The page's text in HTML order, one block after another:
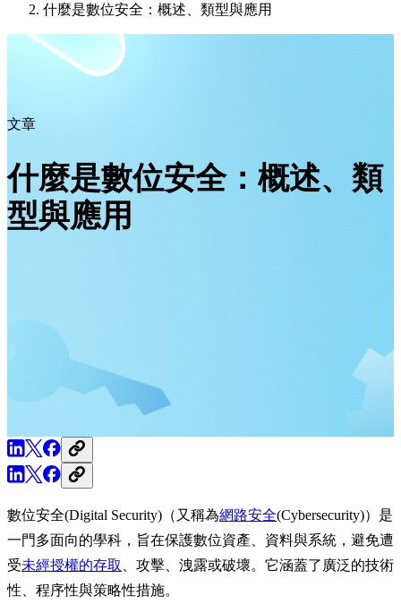
什麼是數位安全：概述、類型與應用
文章
什麼是數位安全：概述、類
型與應用
數位安全(Digital Security)（又稱為網路安全(Cybersecurity)）是
一門多面向的學科，旨在保護數位資產、資料與系統，避免遭
受未經授權的存取
、攻擊、洩露或破壞。它涵蓋了廣泛的技術
性、程序性與策略性措施。